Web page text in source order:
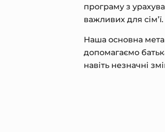
програму з
важливих для сім’ї.
Наша основна
допомагаємо
навіть незначні